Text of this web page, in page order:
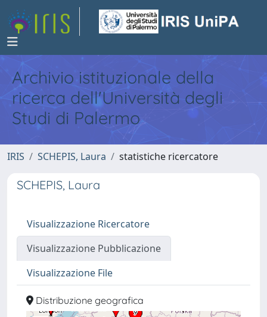
Archivio istituzionale della
ricerca dell'Università degli
Studi di Palermo
IRIS SCHEPIS, Laura statistiche ricercatore
SCHEPIS, Laura
Visualizzazione Ricercatore
Visualizzazione Pubblicazione
Visualizzazione File
Distribuzione geografica